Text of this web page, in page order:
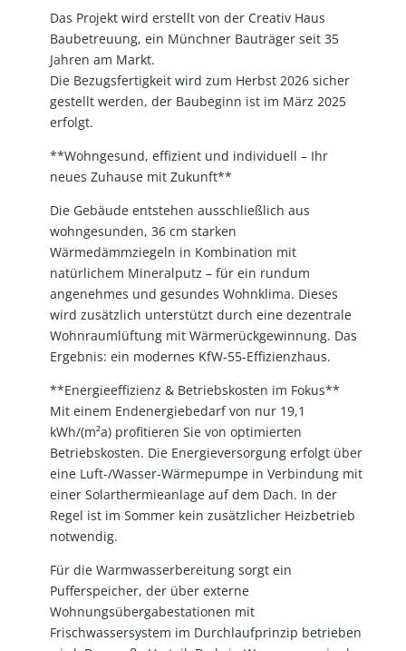
Das Projekt wird erstellt von der Creativ Haus
Baubetreuung, ein Münchner Bauträger seit 35
Jahren am Markt.
Die Bezugsfertigkeit wird zum Herbst 2026 sicher
gestellt werden, der Baubeginn ist im März 2025
erfolgt.
**Wohngesund, effizient und individuell – Ihr
neues Zuhause mit Zukunft**
Die Gebäude entstehen ausschließlich aus
wohngesunden, 36 cm starken
Wärmedämmziegeln in Kombination mit
natürlichem Mineralputz – für ein rundum
angenehmes und gesundes Wohnklima. Dieses
wird zusätzlich unterstützt durch eine dezentrale
Wohnraumlüftung mit Wärmerückgewinnung. Das
Ergebnis: ein modernes KfW-55-Effizienzhaus.
**Energieeffizienz & Betriebskosten im Fokus**
Mit einem Endenergiebedarf von nur 19,1
kWh/(m²a) profitieren Sie von optimierten
Betriebskosten. Die Energieversorgung erfolgt über
eine Luft-/Wasser-Wärmepumpe in Verbindung mit
einer Solarthermieanlage auf dem Dach. In der
Regel ist im Sommer kein zusätzlicher Heizbetrieb
notwendig.
Für die Warmwasserbereitung sorgt ein
Pufferspeicher, der über externe
Wohnungsübergabestationen mit
Frischwassersystem im Durchlaufprinzip betrieben